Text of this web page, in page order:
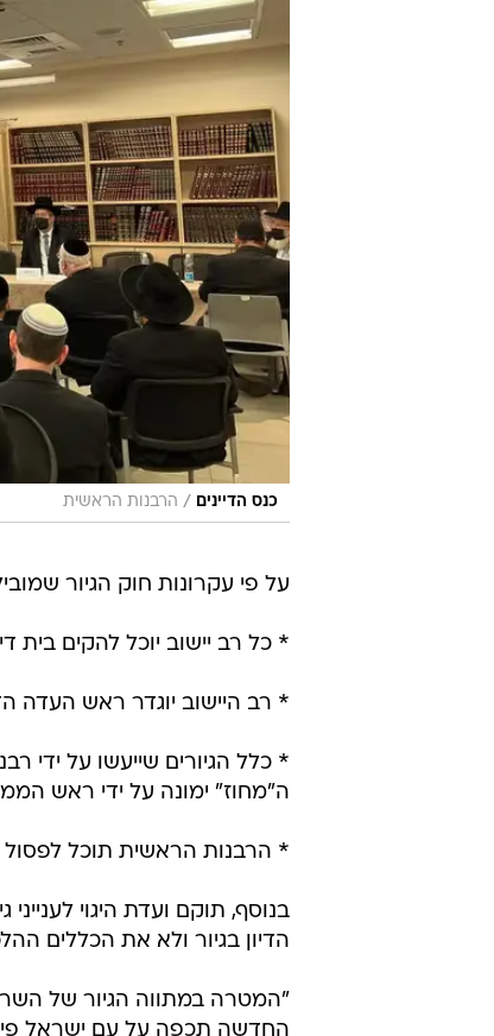
כנס הדיינים / הרבנות הראשית
על פי עקרונות חוק הגיור
* כל רב יישוב יוכל להקים בית
* רב היישוב יוגדר ראש העדה
* כלל הגיורים שייעשו על ידי
ה"מחוז" ימונה על ידי ראש
* הרבנות הראשית תוכל לפסול
בנוסף, תוקם ועדת היגוי
הדיון בגיור ולא את הכללים
החדשה תכפה על עם ישראל